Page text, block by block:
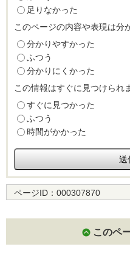
足りなかった
このページの内容や表現は分
分かりやすかった
ふつう
分かりにくかった
この情報はすぐに見つけられ
すぐに見つかった
ふつう
時間がかかった
ページID： 000307870
このペ